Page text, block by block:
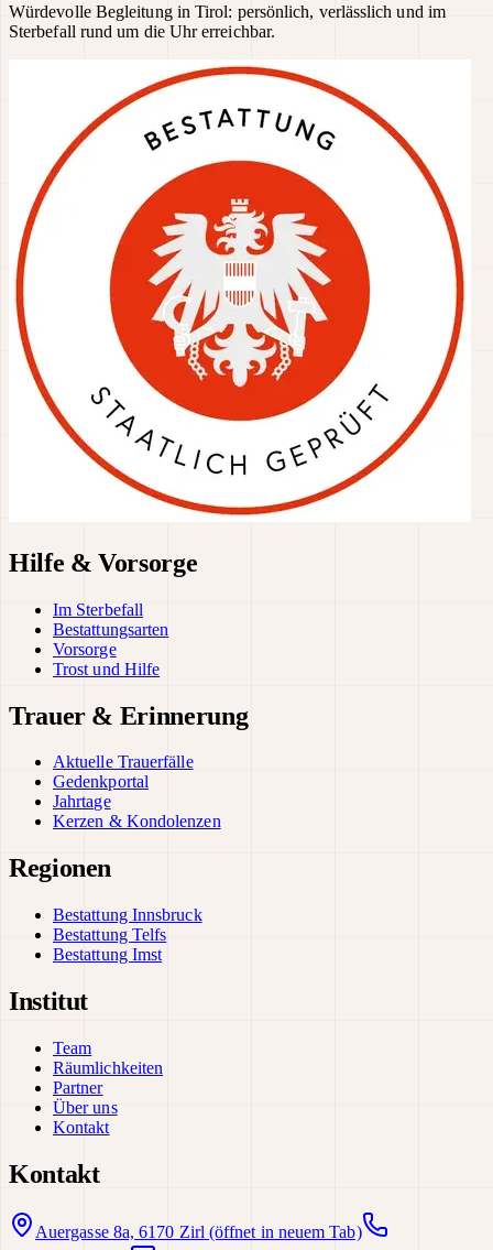
Würdevolle Begleitung in Tirol: persönlich, verlässlich und im
Sterbefall rund um die Uhr erreichbar.
Hilfe & Vorsorge
Im Sterbefall
Bestattungsarten
Vorsorge
Trost und Hilfe
Trauer & Erinnerung
Aktuelle Trauerfälle
Gedenkportal
Jahrtage
Kerzen & Kondolenzen
Regionen
Bestattung Innsbruck
Bestattung Telfs
Bestattung Imst
Institut
Team
Räumlichkeiten
Partner
Über uns
Kontakt
Kontakt
Auergasse 8a, 6170 Zirl (öffnet in neuem Tab)